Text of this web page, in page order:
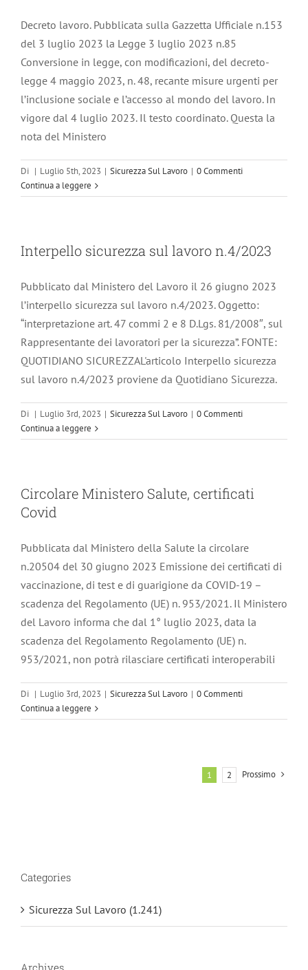
Decreto lavoro. Pubblicata sulla Gazzetta Ufficiale n.153
del 3 luglio 2023 la Legge 3 luglio 2023 n.85
Conversione in legge, con modificazioni, del decreto-
legge 4 maggio 2023, n. 48, recante misure urgenti per
l’inclusione sociale e l’accesso al mondo del lavoro. In
vigore dal 4 luglio 2023. Il testo coordinato. Questa la
nota del Ministero
Di | Luglio 5th, 2023 | Sicurezza Sul Lavoro | 0 Commenti
Continua a leggere
Interpello sicurezza sul lavoro n.4/2023
Pubblicato dal Ministero del Lavoro il 26 giugno 2023
l’interpello sicurezza sul lavoro n.4/2023. Oggetto:
“interpretazione art. 47 commi 2 e 8 D.Lgs. 81/2008″, sul
Rappresentante dei lavoratori per la sicurezza”. FONTE:
QUOTIDIANO SICUREZZAL'articolo Interpello sicurezza
sul lavoro n.4/2023 proviene da Quotidiano Sicurezza.
Di | Luglio 3rd, 2023 | Sicurezza Sul Lavoro | 0 Commenti
Continua a leggere
Circolare Ministero Salute, certificati
Covid
Pubblicata dal Ministero della Salute la circolare
n.20504 del 30 giugno 2023 Emissione dei certificati di
vaccinazione, di test e di guarigione da COVID-19 –
scadenza del Regolamento (UE) n. 953/2021. Il Ministero
del Lavoro informa che dal 1° luglio 2023, data la
scadenza del Regolamento Regolamento (UE) n.
953/2021, non potrà rilasciare certificati interoperabili
Di | Luglio 3rd, 2023 | Sicurezza Sul Lavoro | 0 Commenti
Continua a leggere
1 2 Prossimo
Categories
Sicurezza Sul Lavoro (1.241)
Archives